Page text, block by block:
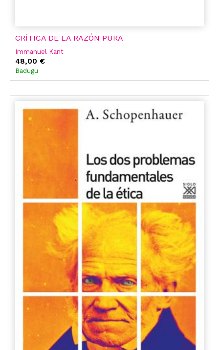
CRÍTICA DE LA RAZÓN PURA
Immanuel Kant
48,00 €
Badugu